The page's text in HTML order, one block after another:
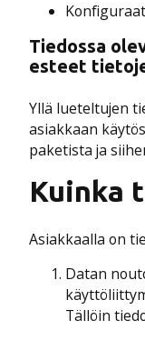
Tiedossa
esteet
Yllä lueteltujen
asiakkaan
paketista ja
Kuinka
Asiakkaalla on
Datan
Tällöin